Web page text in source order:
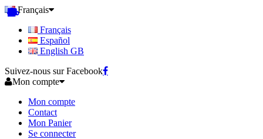
Français
Français
Español
English GB
Suivez-nous sur Facebook
Mon compte
Mon compte
Contact
Mon Panier
Se connecter